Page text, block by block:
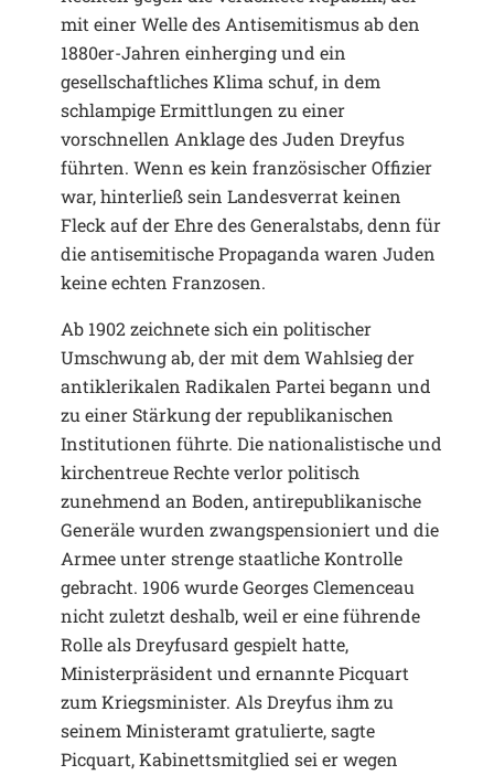
mit einer Welle des Antisemitismus ab den
1880er-Jahren einherging und ein
gesellschaftliches Klima schuf, in dem
schlampige Ermittlungen zu einer
vorschnellen Anklage des Juden Dreyfus
führten. Wenn es kein französischer Offizier
war, hinterließ sein Landesverrat keinen
Fleck auf der Ehre des Generalstabs, denn für
die antisemitische Propaganda waren Juden
keine echten Franzosen.
Ab 1902 zeichnete sich ein politischer
Umschwung ab, der mit dem Wahlsieg der
antiklerikalen Radikalen Partei begann und
zu einer Stärkung der republikanischen
Institutionen führte. Die nationalistische und
kirchentreue Rechte verlor politisch
zunehmend an Boden, antirepublikanische
Generäle wurden zwangspensioniert und die
Armee unter strenge staatliche Kontrolle
gebracht. 1906 wurde Georges Clemenceau
nicht zuletzt deshalb, weil er eine führende
Rolle als Dreyfusard gespielt hatte,
Ministerpräsident und ernannte Picquart
zum Kriegsminister. Als Dreyfus ihm zu
seinem Ministeramt gratulierte, sagte
Picquart, Kabinettsmitglied sei er wegen